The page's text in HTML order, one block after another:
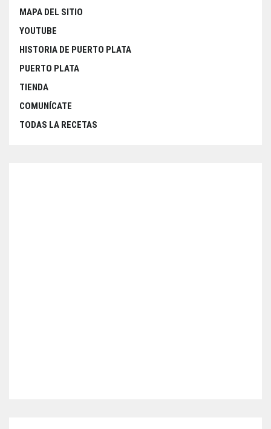
MAPA DEL SITIO
YOUTUBE
HISTORIA DE PUERTO PLATA
PUERTO PLATA
TIENDA
COMUNÍCATE
TODAS LA RECETAS